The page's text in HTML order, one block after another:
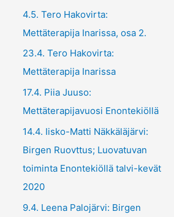
4.5. Tero Hakovirta:
Mettäterapija Inarissa, osa 2.
23.4. Tero Hakovirta:
Mettäterapija Inarissa
17.4. Piia Juuso:
Mettäterapijavuosi Enontekiöllä
14.4. Iisko-Matti Näkkäläjärvi:
Birgen Ruovttus; Luovatuvan
toiminta Enontekiöllä talvi-kevät
2020
9.4. Leena Palojärvi: Birgen